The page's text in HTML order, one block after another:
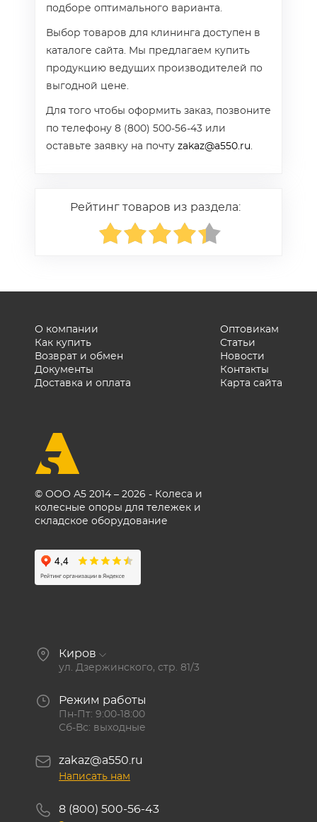
подборе оптимального варианта.
Выбор товаров для клининга доступен в
каталоге сайта. Мы предлагаем купить
продукцию ведущих производителей по
выгодной цене.
Для того чтобы оформить заказ, позвоните
по телефону 8 (800) 500-56-43 или
оставьте заявку на почту zakaz@a550.ru.
Рейтинг товаров из раздела:
© ООО А5 2014 – 2026 - Колеса и
колесные опоры для тележек и
складское оборудование
О компании
Как купить
Возврат и обмен
Документы
Доставка и оплата
Оптовикам
Статьи
Новости
Контакты
Карта сайта
Киров
ул. Дзержинского, стр. 81/3
Режим работы
Пн-Пт: 9:00-18:00
Сб-Вс: выходные
zakaz@a550.ru
Написать нам
8 (800) 500-56-43